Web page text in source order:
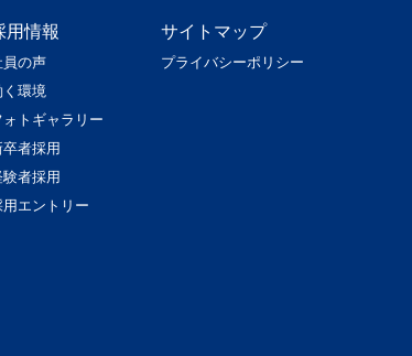
用情報
員の声
く環境
ォトギャラリー
卒者採用
験者採用
用エントリー
サイトマップ
プライバシーポリシー